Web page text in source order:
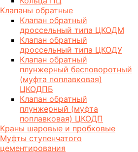
Клапаны обратные
Клапан обратный
дроссельный типа ЦКОДМ
Клапан обратный
дроссельный типа ЦКОДУ
Клапан обратный
плунжерный бесповоротный
(муфта поплавковая)
ЦКОДПБ
Клапан обратный
плунжерный (муфта
поплавковая) ЦКОДП
Краны шаровые и пробковые
Муфты ступенчатого
цементирования